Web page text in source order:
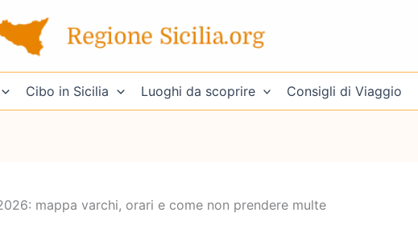
Cibo in Sicilia Luoghi da scoprire Consigli di Viaggio
mappa varchi, orari e come non prendere multe